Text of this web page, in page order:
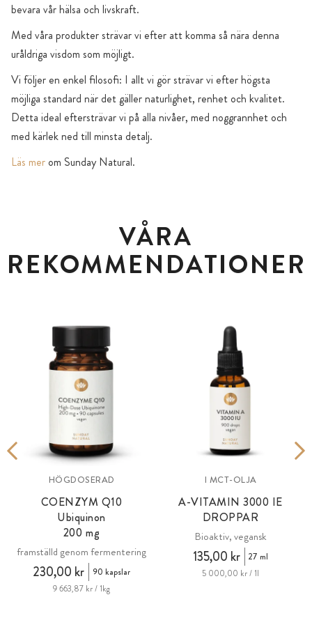
bevara vår hälsa och livskraft.
Med våra produkter strävar vi efter att komma så nära denna
uråldriga visdom som möjligt.
Vi följer en enkel filosofi: I allt vi gör strävar vi efter högsta
möjliga standard när det gäller naturlighet, renhet och kvalitet.
Detta ideal eftersträvar vi på alla nivåer, med noggrannhet och
med kärlek ned till minsta detalj.
Läs mer om Sunday Natural.
VÅRA
REKOMMENDATIONER
HÖGDOSERAD
COENZYM Q10
Ubiquinon
200 mg
framställd genom fermentering
230,00 kr
90 kapslar
9 663,87 kr / 1kg
I MCT-OLJA
A-VITAMIN3000 IE
DROPPAR
Bioaktiv, vegansk
135,00 kr
27 ml
5 000,00 kr / 1l